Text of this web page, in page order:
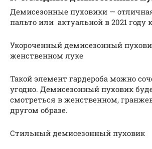
Демисезонные пуховики —
пальто или актуальной в 2021 году
Укороченный демисезонный
женственном луке
Такой элемент гардероба можно
угодно. Демисезонный пуховик
смотреться в женственном,
другом образе.
Стильный демисезонный пуховик